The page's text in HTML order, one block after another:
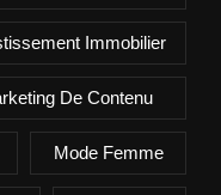
Immobilier
De Contenu
Mode Femme